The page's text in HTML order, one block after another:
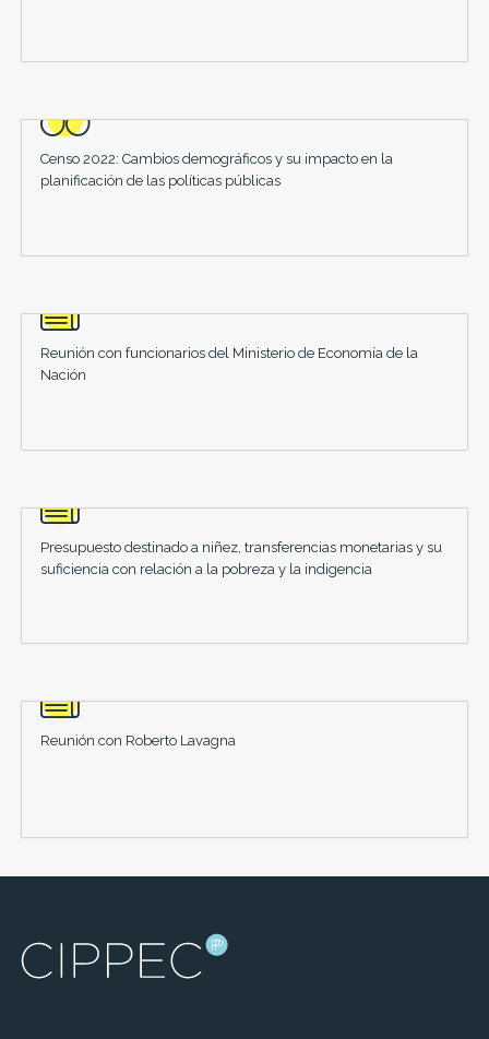
Censo 2022: Cambios demográficos y su impacto en la
planificación de las políticas públicas
Reunión con funcionarios del Ministerio de Economía de la
Nación
Presupuesto destinado a niñez, transferencias monetarias y su
suficiencia con relación a la pobreza y la indigencia
Reunión con Roberto Lavagna